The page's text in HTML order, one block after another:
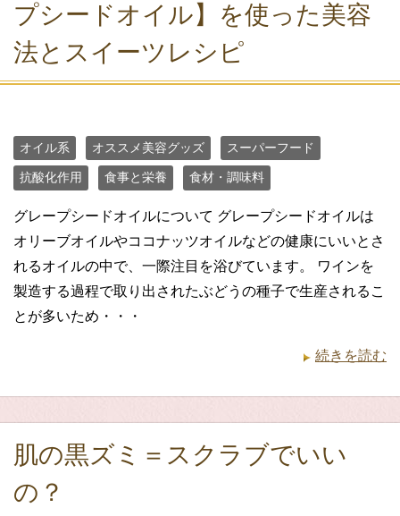
プシードオイル】を使った美容
法とスイーツレシピ
オイル系 オススメ美容グッズ スーパーフード
抗酸化作用 食事と栄養 食材・調味料
グレープシードオイルについて グレープシードオイルは
オリーブオイルやココナッツオイルなどの健康にいいとさ
れるオイルの中で、一際注目を浴びています。 ワインを
製造する過程で取り出されたぶどうの種子で生産されるこ
とが多いため・・・
続きを読む
肌の黒ズミ＝スクラブでいい
の？